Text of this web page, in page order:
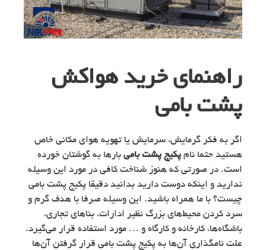
راهنمای خرید هواکش
پشت بامی
اگر به فکر گرمایش، سرمایش یا تهویه هوای مکانی خاص
هستید حتما نام پکیج پشت بامی بارها به گوشتان خورده
است. در صورتی که هنوز شناخت کافی در مورد این وسیله
ندارید و اینکه دوست دارید بدانید دقیقا پکیج پشت بامی
چیست؟ با ما همراه باشید. این وسیله صرفا با هدف گرم و
سرد کردن محیط‌های بزرگ نظیر ادارات، بناهای تجاری،
باشگاه‌ها، کارخانه و کارگاه و … مورد استفاده قرار می‌گیرد.
علت نامگذاری آن‌ها به پکیج پشت بامی قرار گرفتن آن‌ها